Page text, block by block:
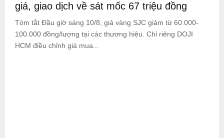
giá, giao dịch về sát mốc 67 triệu đồng
Tóm tắt Đầu giờ sáng 10/8, giá vàng SJC giảm từ 60.000-
100.000 đồng/lượng tại các thương hiệu. Chỉ riêng DOJI
HCM điều chỉnh giá mua...